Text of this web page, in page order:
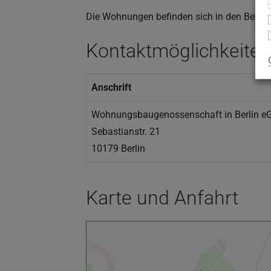
Die Wohnungen befinden sich in den
Kontaktmöglichkeiten
Anschrift
Wohnungsbaugenossenschaft in Berlin
Sebastianstr. 21
10179 Berlin
Karte und Anfahrt